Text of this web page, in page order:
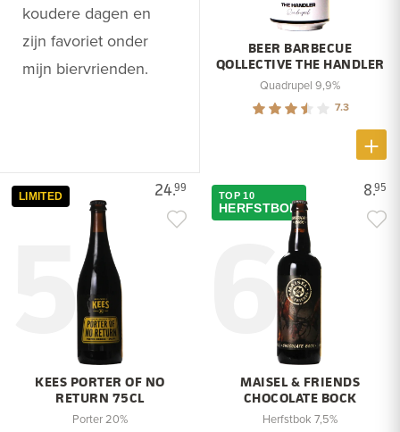
koudere dagen en
zijn favoriet onder
mijn biervrienden.
BEER BARBECUE
QOLLECTIVE THE HANDLER
Quadrupel 9,9%
7.3
5
24.99
LIMITED
KEES PORTER OF NO
RETURN 75CL
Porter 20%
6
8.95
TOP 10
HERFSTBOK
MAISEL & FRIENDS
CHOCOLATE BOCK
Herfstbok 7,5%